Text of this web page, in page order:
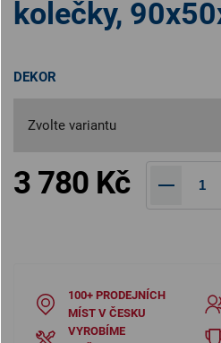
DEKOR
3 780 Kč
kolečky,
100+ PRODEJNÍCH
MÍST V ČESKU
VYROBÍME